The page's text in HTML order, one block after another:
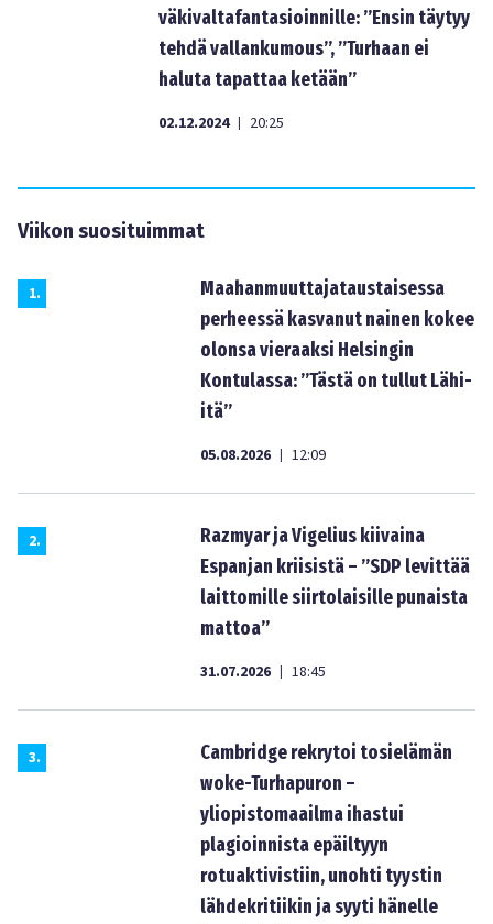
väkivaltafantasioinnille: ”Ensin täytyy
tehdä vallankumous”, ”Turhaan ei
haluta tapattaa ketään”
02.12.2024 | 20:25
Viikon suosituimmat
1.
Maahanmuuttajataustaisessa
perheessä kasvanut nainen kokee
olonsa vieraaksi Helsingin
Kontulassa: ”Tästä on tullut Lähi-
itä”
05.08.2026 | 12:09
2.
Razmyar ja Vigelius kiivaina
Espanjan kriisistä – ”SDP levittää
laittomille siirtolaisille punaista
mattoa”
31.07.2026 | 18:45
3.
Cambridge rekrytoi tosielämän
woke-Turhapuron –
yliopistomaailma ihastui
plagioinnista epäiltyyn
rotuaktivistiin, unohti tyystin
lähdekritiikin ja syyti hänelle